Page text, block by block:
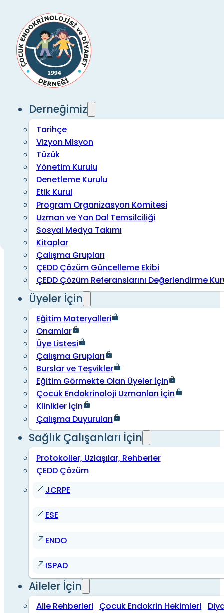
Derneğimiz
Tarihçe
Vizyon Misyon
Tüzük
Yönetim Kurulu
Denetleme Kurulu
Etik Kurul
Program Organizasyon Komitesi
Uzman ve Yan Dal Temsilciliği
Sosyal Medya Takımı
Kitaplar
Çalışma Grupları
ÇEDD Çözüm Güncelleme Ekibi
ÇEDD Çözüm Referanslarını Değerlendirme
Üyeler İçin
Eğitim Materyalleri
Onamlar
Üye Listesi
Çalışma Grupları
Burslar ve Teşvikler
Eğitim Görmekte Olan Üyeler İçin
Çocuk Endokrinoloji Uzmanları İçin
Klinikler İçin
Çalışma Duyuruları
Sağlık Çalışanları İçin
Protokoller, Uzlaşılar, Rehberler
ÇEDD Çözüm
JCRPE
ESE
ENDO
ISPAD
Aileler İçin
Aile Rehberleri Çocuk Endokrin Hekimleri